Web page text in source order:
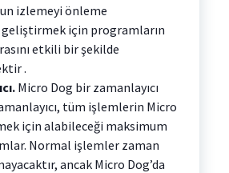
izlemeyi önleme
için programların
etkili bir şekilde
.
Micro Dog bir zamanlayıcı
tüm işlemlerin Micro
için alabileceği maksimum
Normal işlemler zaman
ancak Micro Dog’da